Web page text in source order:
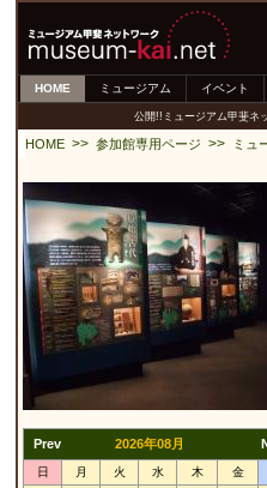
HOME ミュージアム イベント
公開!!ミュージアム甲斐ネ
HOME >> 参加館専用ページ >> ミュ
Prev 2026年08月
日 月 火 水 木 金